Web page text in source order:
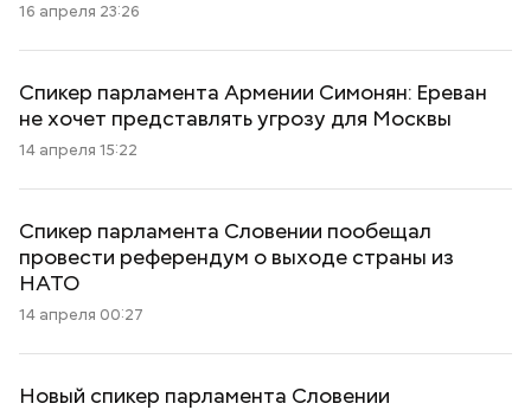
16 апреля 23:26
Спикер парламента Армении Симонян: Ереван
не хочет представлять угрозу для Москвы
14 апреля 15:22
Спикер парламента Словении пообещал
провести референдум о выходе страны из
НАТО
14 апреля 00:27
Новый спикер парламента Словении